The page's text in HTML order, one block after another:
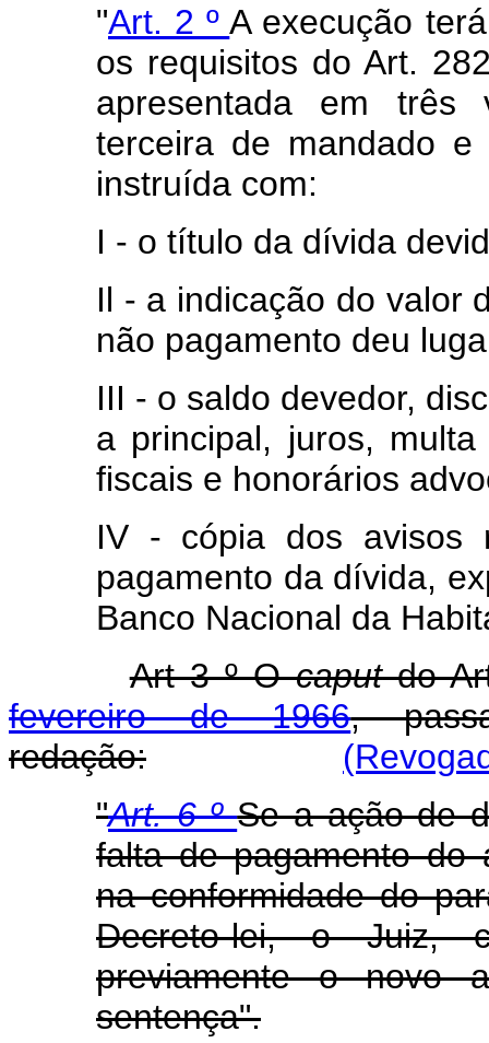
"Art. 2 ºA execução
os requisitos do Art.
apresentada em
terceira de mandado
instruída com:
I - o título da dívida
Il - a indicação do valor
não pagamento deu
III - o saldo devedor,
a principal, juros,
fiscais e honorários
IV - cópia dos avisos
pagamento da dívida,
Banco Nacional da
Art 3 º Ocaputdo
fevereiro de 1966,
redação:
"Art. 6 ºSe a ação de
falta de pagamento do
na conformidade do
Decreto-lei, o Juiz,
previamente o novo
sentença".